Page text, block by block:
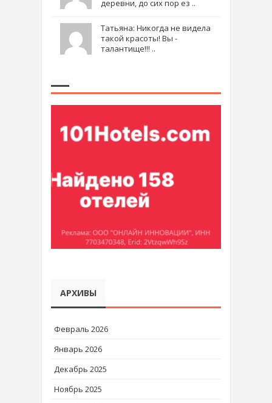
деревни, до сих пор ез ..
Татьяна: Никогда не видела
такой красоты! Вы -
талантище!!! ..
АРХИВЫ
Февраль 2026
Январь 2026
Декабрь 2025
Ноябрь 2025